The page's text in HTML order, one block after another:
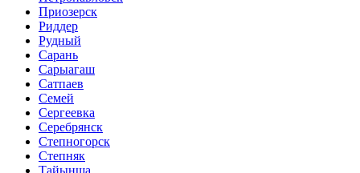
Приозерск
Риддер
Рудный
Сарань
Сарыагаш
Сатпаев
Семей
Сергеевка
Серебрянск
Степногорск
Степняк
Тайынша